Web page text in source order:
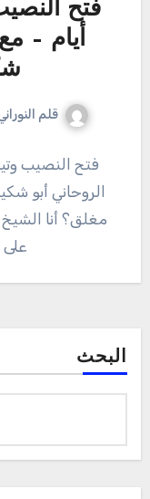
فتح
أيام –
قلم
فتح النصيب
الروحاني أبو
مغلق؟ أنا الشيخ
البحث